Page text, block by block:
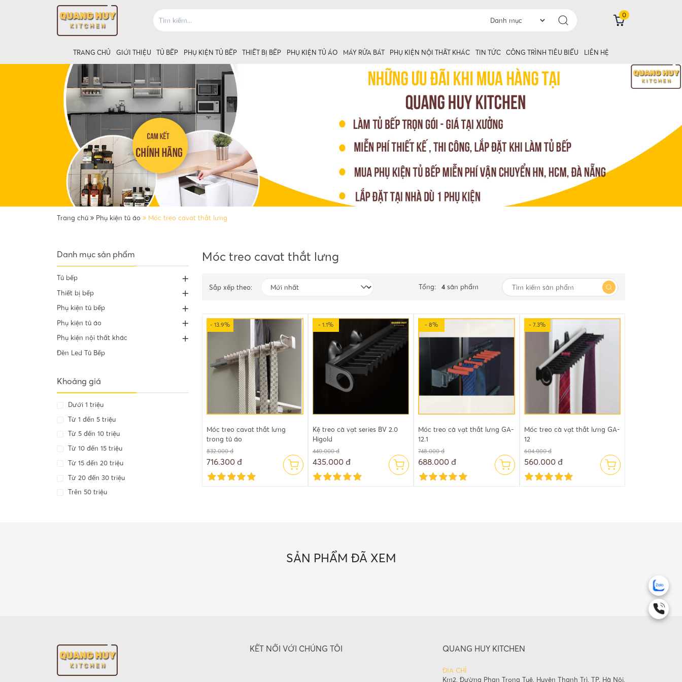
0
TRANG CHỦ GIỚI THIỆU TỦ BẾP PHỤ KIỆN TỦ BẾP
Giá úp bát tủ trên
Giá úp bát tủ dưới
THIẾT BỊ BẾP PHỤ KIỆN TỦ ÁO MÁY RỬA BÁT PHỤ KIỆN NỘI THẤT KHÁC TIN TỨC CÔNG TRÌNH TIÊU BIỂU LIÊN HỆ
Trang chủ Phụ kiện tủ áo Móc treo cavat thắt lưng
Danh mục sản phẩm
Tủ bếp
Thiết bị bếp
Phụ kiện tủ bếp
Phụ kiện tủ áo
Phụ kiện nội thất khác
Đèn Led Tủ Bếp
Khoảng giá
Dưới 1 triệu
Từ 1 đến 5 triệu
Từ 5 đến 10 triệu
Từ 10 đến 15 triệu
Từ 15 đến 20 triệu
Từ 20 đến 30 triệu
Trên 50 triệu
Móc treo cavat thắt lưng
Sắp xếp theo: Tổng: 4sản phẩm
- 13.9%
Móc treo cavat thắt lưng
trong tủ áo
832.000 đ
716.300 đ
- 1.1%
Kệ treo cà vạt series BV 2.0
Higold
440.000 đ
435.000 đ
- 8%
Móc treo cà vạt thắt lưng GA-
12.1
748.000 đ
688.000 đ
- 7.3%
Móc treo cà vạt thắt lưng GA-
12
604.000 đ
560.000 đ
SẢN PHẨM ĐÃ XEM
KẾT NỐI VỚI CHÚNG TÔI QUANG HUY KITCHEN
ĐỊA CHỈ
Km2, Đường Phan Trọng Tuệ, Huyện Thanh Trì, TP. Hà Nội,